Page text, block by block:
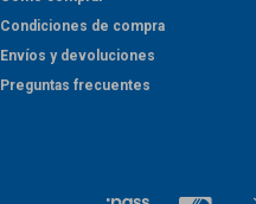
Condiciones de compra
Envíos y devoluciones
Preguntas frecuentes